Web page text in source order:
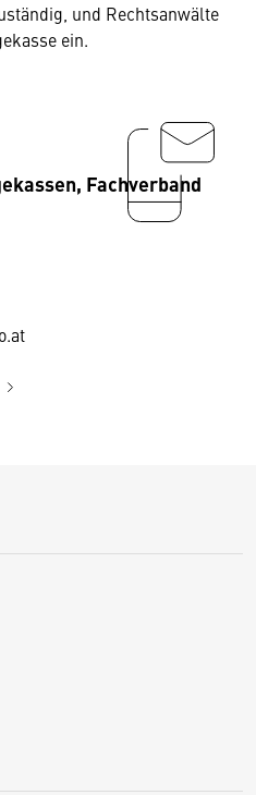
und Rechtsanwälte
ein.
Fachverband